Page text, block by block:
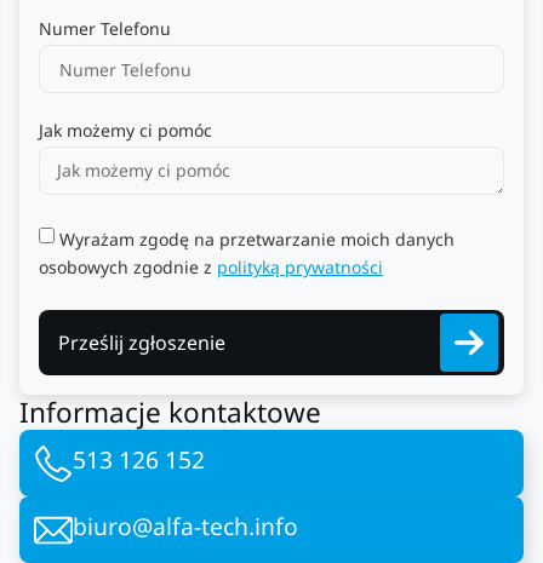
Numer Telefonu
Jak możemy ci pomóc
Wyrażam zgodę na przetwarzanie moich danych
osobowych zgodnie z polityką prywatności
Prześlij zgłoszenie
Informacje kontaktowe
513 126 152
biuro@alfa-tech.info